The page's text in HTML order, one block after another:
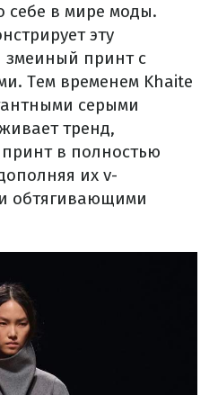
себе в мире моды.
эту
змеиный принт с
Тем временем Khaite
серыми
тренд,
в полностью
их v-
обтягивающими